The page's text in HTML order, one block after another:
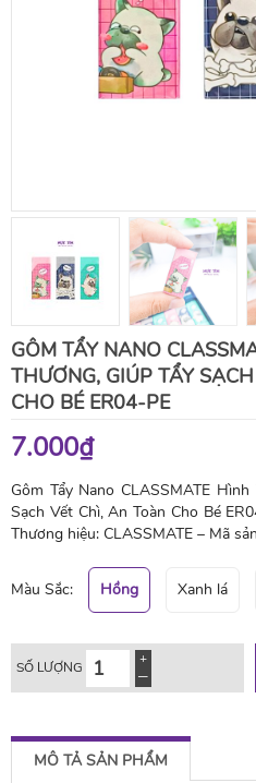
GÔM TẨY NANO
THƯƠNG, GIÚP TẨY
CHO BÉ ER04-PE
7.000₫
Gôm Tẩy Nano CLASSMATE
Sạch Vết Chì, An Toàn Cho Bé
Thương hiệu: CLASSMATE – Mã
Màu Sắc: Hồng Xanh lá
SỐ LƯỢNG
MÔ TẢ SẢN PHẨM